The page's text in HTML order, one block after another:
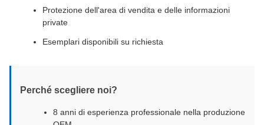
Protezione dell'area di vendita e delle informazioni
private
Esemplari disponibili su richiesta
Perché scegliere noi?
8 anni di esperienza professionale nella produzione